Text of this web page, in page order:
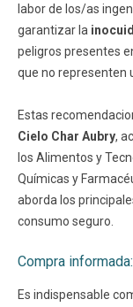
labor de los/as
garantizar la
peligros presentes
que no representen
Estas
Cielo Char Aubry,
los Alimentos y
Químicas y
aborda los
consumo seguro.
Compra
Es indispensable